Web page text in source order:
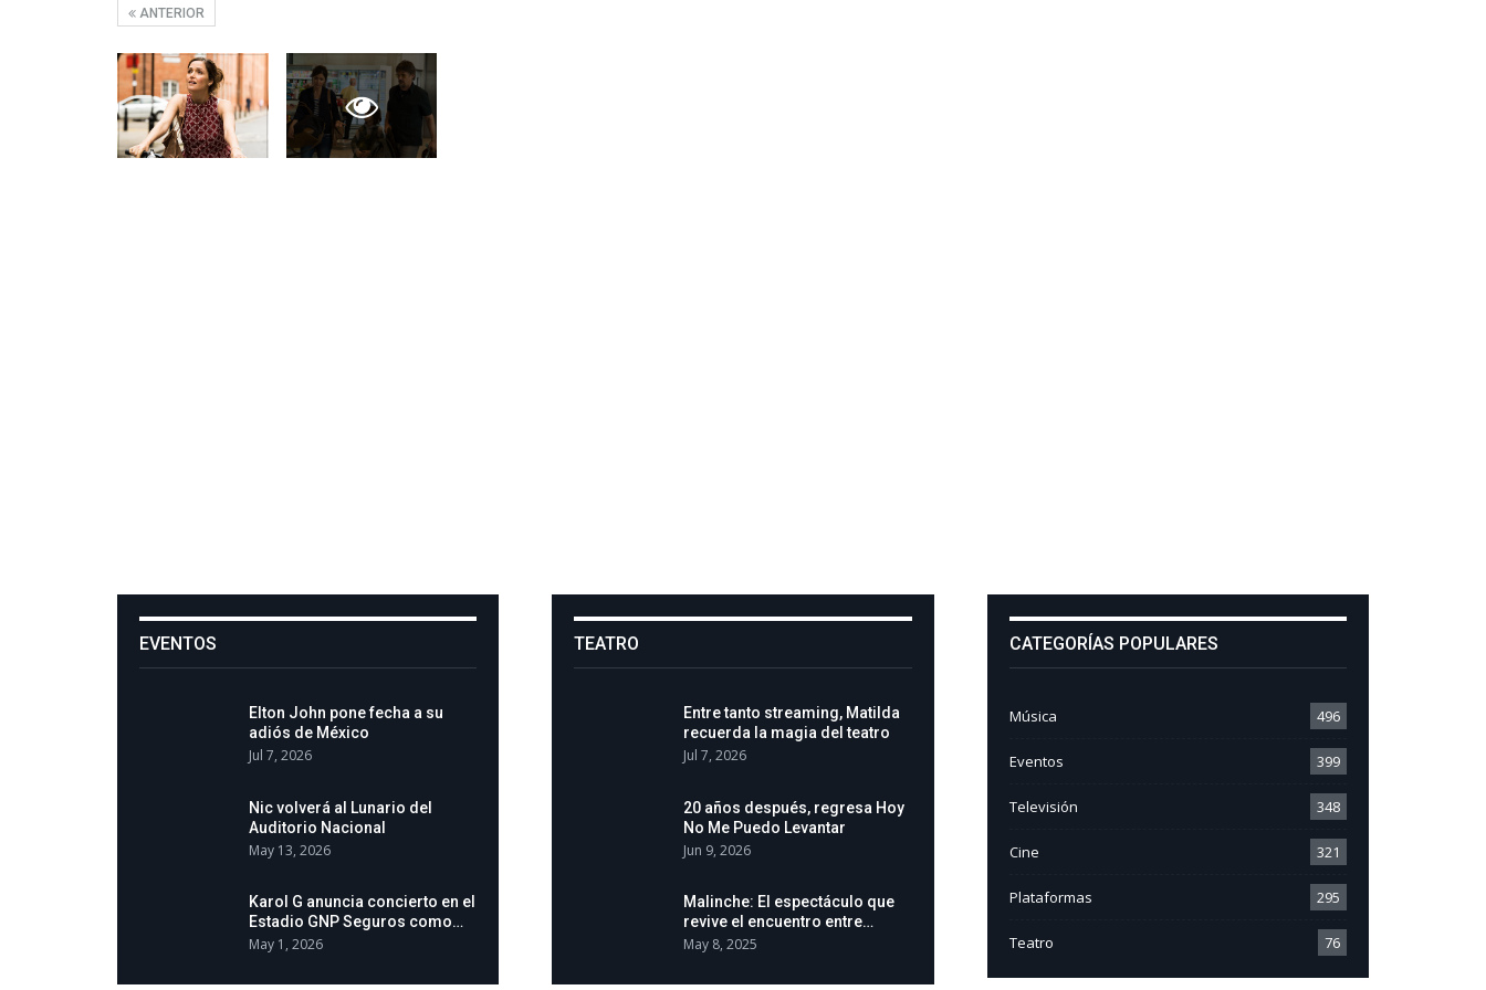
ANTERIOR
EVENTOS
Elton John pone fecha a su
adiós de México
Jul 7, 2026
Nic volverá al Lunario del
Auditorio Nacional
May 13, 2026
Karol G anuncia concierto en el
Estadio GNP Seguros como…
May 1, 2026
TEATRO
Entre tanto streaming, Matilda
recuerda la magia del teatro
Jul 7, 2026
20 años después, regresa Hoy
No Me Puedo Levantar
Jun 9, 2026
Malinche: El espectáculo que
revive el encuentro entre…
May 8, 2025
CATEGORÍAS POPULARES
Música 496
Eventos 399
Televisión 348
Cine 321
Plataformas 295
Teatro 76